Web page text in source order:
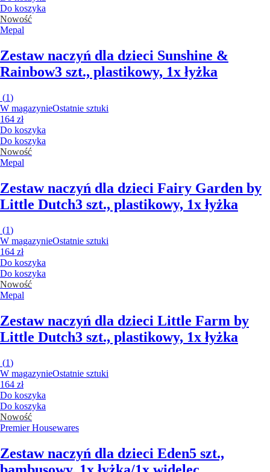
Do koszyka
Nowość
Mepal
Zestaw naczyń dla dzieci Sunshine &
Rainbow3 szt., plastikowy, 1x łyżka
(1)
W magazynieOstatnie sztuki
164 zł
Do koszyka
Do koszyka
Nowość
Mepal
Zestaw naczyń dla dzieci Fairy Garden by
Little Dutch3 szt., plastikowy, 1x łyżka
(1)
W magazynieOstatnie sztuki
164 zł
Do koszyka
Do koszyka
Nowość
Mepal
Zestaw naczyń dla dzieci Little Farm by
Little Dutch3 szt., plastikowy, 1x łyżka
(1)
W magazynieOstatnie sztuki
164 zł
Do koszyka
Do koszyka
Nowość
Premier Housewares
Zestaw naczyń dla dzieci Eden5 szt.,